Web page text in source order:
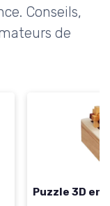
Conseils,
de
Puzzle 3D en